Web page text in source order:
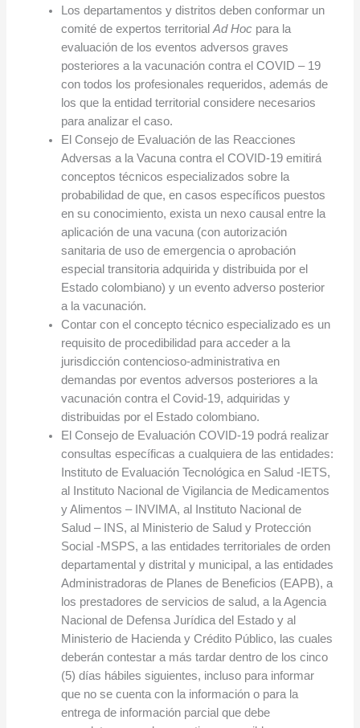
Los departamentos y distritos deben conformar un
comité de expertos territorialAd Hoc para la
evaluación de los eventos adversos graves
posteriores a la vacunación contra el COVID – 19
con todos los profesionales requeridos, además de
los que la entidad territorial considere necesarios
para analizar el caso.
El Consejo de Evaluación de las Reacciones
Adversas a la Vacuna contra el COVID-19 emitirá
conceptos técnicos especializados sobre la
probabilidad de que, en casos específicos puestos
en su conocimiento, exista un nexo causal entre la
aplicación de una vacuna (con autorización
sanitaria de uso de emergencia o aprobación
especial transitoria adquirida y distribuida por el
Estado colombiano) y un evento adverso posterior
a la vacunación.
Contar con el concepto técnico especializado es un
requisito de procedibilidad para acceder a la
jurisdicción contencioso-administrativa en
demandas por eventos adversos posteriores a la
vacunación contra el Covid-19, adquiridas y
distribuidas por el Estado colombiano.
El Consejo de Evaluación COVID-19 podrá realizar
consultas específicas a cualquiera de las entidades:
Instituto de Evaluación Tecnológica en Salud -IETS,
al Instituto Nacional de Vigilancia de Medicamentos
y Alimentos – INVIMA, al Instituto Nacional de
Salud – INS, al Ministerio de Salud y Protección
Social -MSPS, a las entidades territoriales de orden
departamental y distrital y municipal, a las entidades
Administradoras de Planes de Beneficios (EAPB), a
los prestadores de servicios de salud, a la Agencia
Nacional de Defensa Jurídica del Estado y al
Ministerio de Hacienda y Crédito Público, las cuales
deberán contestar a más tardar dentro de los cinco
(5) días hábiles siguientes, incluso para informar
que no se cuenta con la información o para la
entrega de información parcial que debe